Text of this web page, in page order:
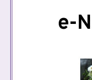
e-